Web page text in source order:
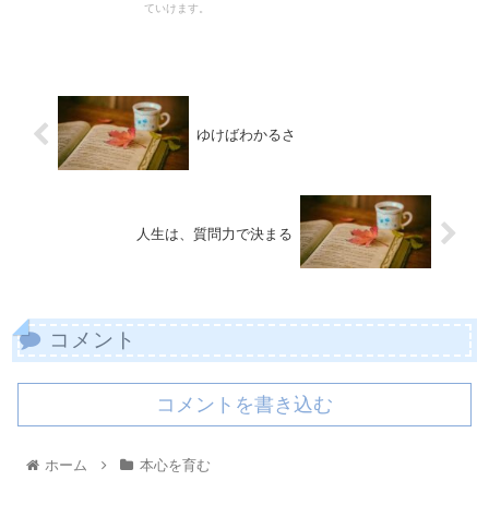
ていけます。
ゆけばわかるさ
人生は、質問力で決まる
コメント
コメントを書き込む
ホーム 本心を育む